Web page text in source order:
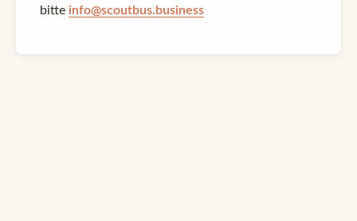
bitte info@scoutbus.business